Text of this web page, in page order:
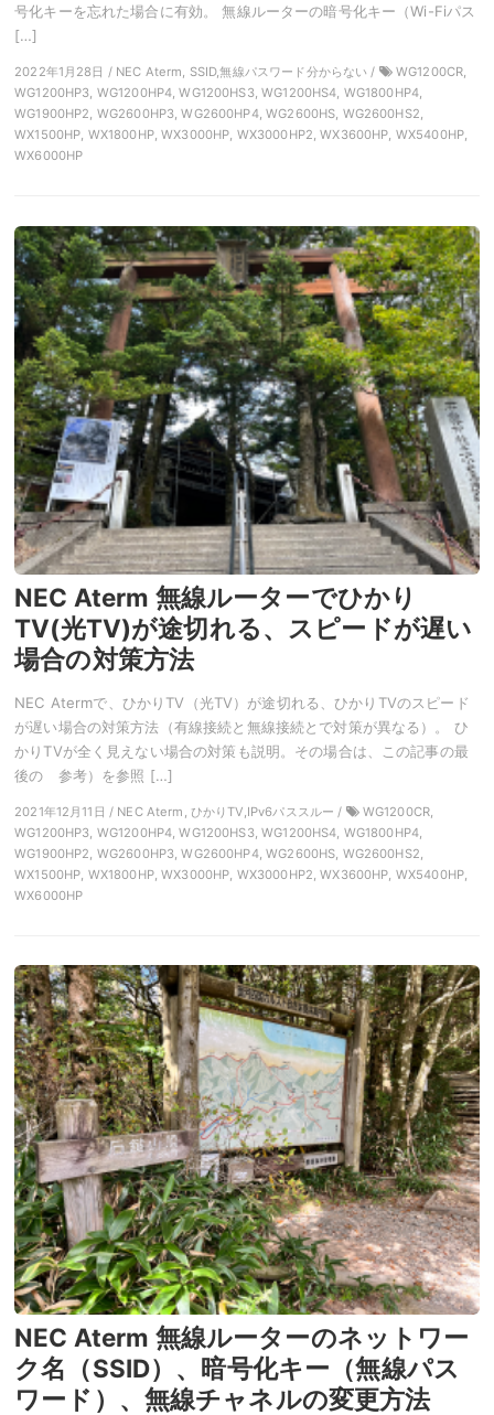
号化キーを忘れた場合に有効。 無線ルーターの暗号化キー（Wi-Fiパス
[…]
2022年1月28日 / NEC Aterm, SSID,無線パスワード分からない /
WG1200CR,
WG1200HP3, WG1200HP4, WG1200HS3, WG1200HS4, WG1800HP4,
WG1900HP2, WG2600HP3, WG2600HP4, WG2600HS, WG2600HS2,
WX1500HP, WX1800HP, WX3000HP, WX3000HP2, WX3600HP, WX5400HP,
WX6000HP
NEC Aterm 無線ルーターでひかり
TV(光TV)が途切れる、スピードが遅い
場合の対策方法
NEC Atermで、ひかりTV（光TV）が途切れる、ひかりTVのスピード
が遅い場合の対策方法（有線接続と無線接続とで対策が異なる）。 ひ
かりTVが全く見えない場合の対策も説明。その場合は、この記事の最
後の 参考）を参照 […]
2021年12月11日 / NEC Aterm, ひかりTV,IPv6パススルー /
WG1200CR,
WG1200HP3, WG1200HP4, WG1200HS3, WG1200HS4, WG1800HP4,
WG1900HP2, WG2600HP3, WG2600HP4, WG2600HS, WG2600HS2,
WX1500HP, WX1800HP, WX3000HP, WX3000HP2, WX3600HP, WX5400HP,
WX6000HP
NEC Aterm 無線ルーターのネットワー
ク名（SSID）、暗号化キー（無線パス
ワード）、無線チャネルの変更方法